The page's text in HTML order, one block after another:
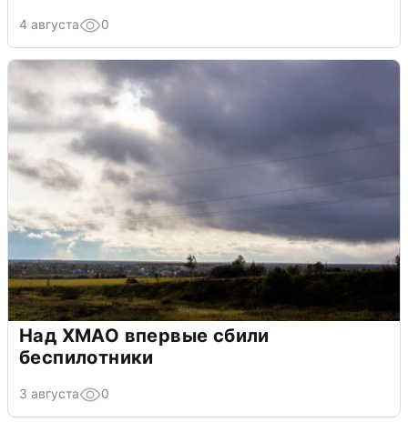
4 августа 0
Над ХМАО впервые сбили
беспилотники
3 августа 0